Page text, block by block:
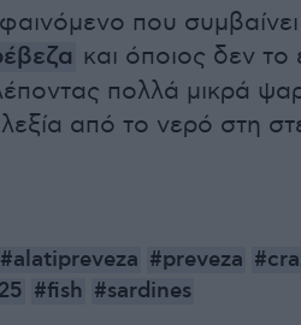
που
και όποιος δεν το
πολλά μικρά
από το νερό στη
#alatipreveza #preveza
#fish #sardines